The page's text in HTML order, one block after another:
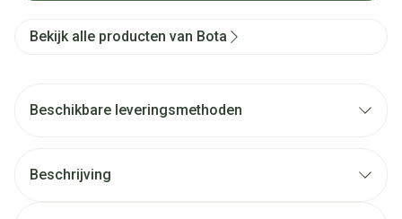
Bekijk alle producten van Bota
Beschikbare leveringsmethoden
Beschrijving